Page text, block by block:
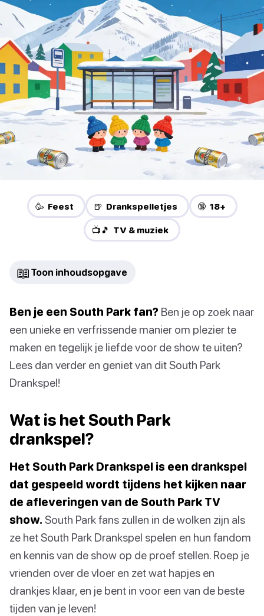
🥳 Feest 🍺 Drankspelletjes 🔞 18+
📺🎵 TV & muziek
📖 Toon inhoudsopgave
Ben je een South Park fan? Ben je op zoek naar
een unieke en verfrissende manier om plezier te
maken en tegelijk je liefde voor de show te uiten?
Lees dan verder en geniet van dit South Park
Drankspel!
Wat is het South Park
drankspel?
Het South Park Drankspel is een drankspel
dat gespeeld wordt tijdens het kijken naar
de afleveringen van de South Park TV
show. South Park fans zullen in de wolken zijn als
ze het South Park Drankspel spelen en hun fandom
en kennis van de show op de proef stellen. Roep je
vrienden over de vloer en zet wat hapjes en
drankjes klaar, en je bent in voor een van de beste
tijden van je leven!